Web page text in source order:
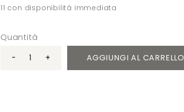
11 con disponibilità immediata
Quantità
-
+ AGGIUNGI AL CARRELLO